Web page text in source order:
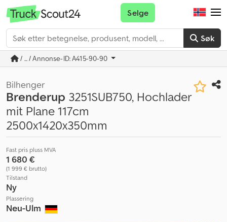
Søk
Selge
/ ... / Annonse-ID: A415-90-90
Bilhenger
Brenderup 3251SUB750, Hochlader
mit Plane 117cm
2500x1420x350mm
Fast pris pluss MVA
1 680 €
(1 999 € brutto)
Tilstand
Ny
Plassering
Neu-Ulm